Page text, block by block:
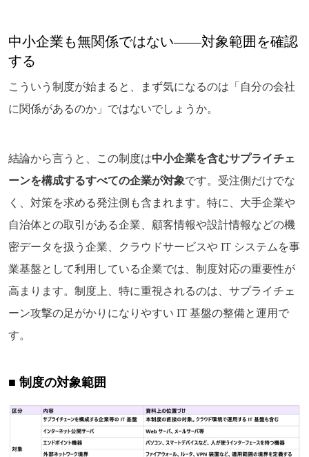
中小企業も無関係ではない――対象範囲を確認
する
こういう制度が始まると、まず気になるのは「自分の会社
に関係があるのか」ではないでしょうか。
結論から言うと、この制度は中小企業を含むサプライチェ
ーンを構成するすべての企業が対象です。受注側だけでな
く、対策を求める発注側も含まれます。特に、大手企業や
自治体との取引がある企業、顧客情報や設計情報などの機
密データを扱う企業、クラウドサービスや IT システムを事
業基盤として利用している企業では、制度対応の重要性が
高まります。制度上、特に重視されるのは、サプライチェ
ーン攻撃の足がかりになりやすい IT 基盤の整備と運用で
す。
■ 制度の対象範囲